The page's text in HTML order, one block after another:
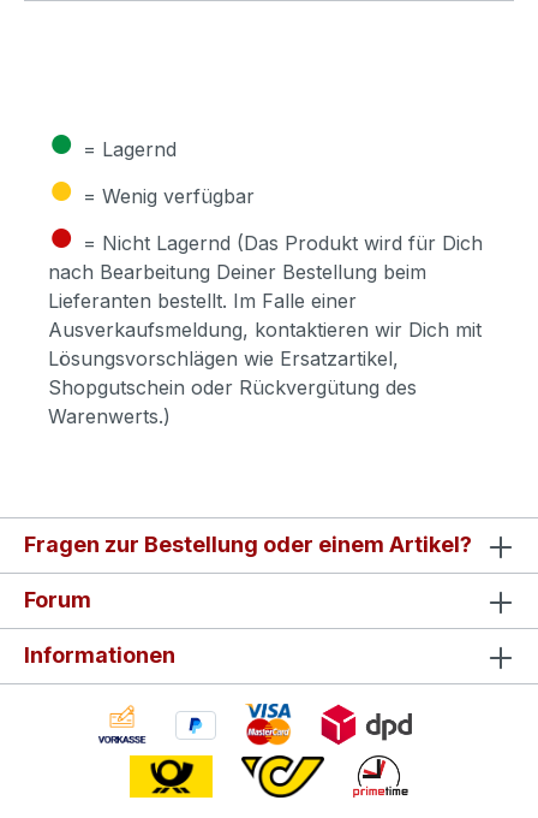
● = Lagernd
● = Wenig verfügbar
● = Nicht Lagernd (Das Produkt wird für Dich
nach Bearbeitung Deiner Bestellung beim
Lieferanten bestellt. Im Falle einer
Ausverkaufsmeldung, kontaktieren wir Dich mit
Lösungsvorschlägen wie Ersatzartikel,
Shopgutschein oder Rückvergütung des
Warenwerts.)
Fragen zur Bestellung oder einem Artikel?
Forum
Informationen